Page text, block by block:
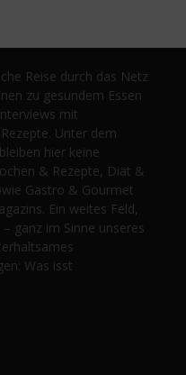
Reise durch das Netz
zu gesundem Essen
mit
Unter dem
hier keine
& Rezepte, Diät &
Gastro & Gourmet
Ein weites Feld,
ganz im Sinne unseres
Was isst